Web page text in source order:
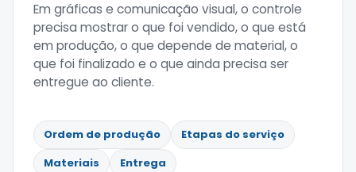
Em gráficas e comunicação visual, o controle
precisa mostrar o que foi vendido, o que está
em produção, o que depende de material, o
que foi finalizado e o que ainda precisa ser
entregue ao cliente.
Ordem de produção
Etapas do serviço
Materiais
Entrega